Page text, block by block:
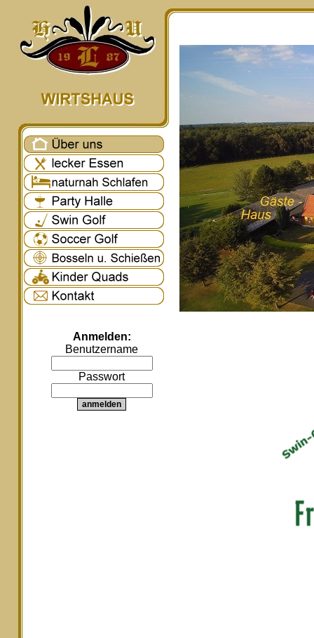
Anmelden:
Benutzername
Passwort